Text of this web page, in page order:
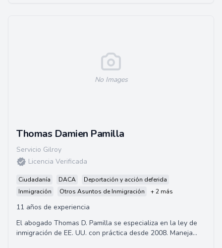
No Images
Thomas Damien Pamilla
Servicio Gilroy
Licencia Verificada
Ciudadanía DACA
Deportación y acción deferida
Inmigración
Otros Asuntos de Inmigración + 2 más
11 años de experiencia
El abogado Thomas D. Pamilla se especializa en la ley de
inmigración de EE. UU. con práctica desde 2008. Maneja